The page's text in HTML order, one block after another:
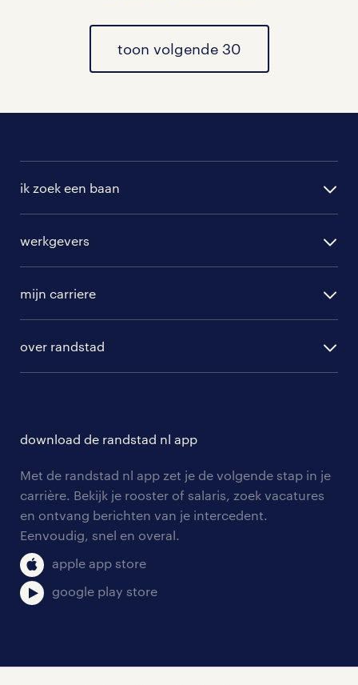
toon volgende 30
ik zoek een baan
randstad professional
werkgevers
hr-diensten
tarieven
personeel gezocht
aanmelden nieuwsbrief
mijn carriere
solliciteren
blogs en artikelen
salarischecker
bruto-netto calculator
over randstad
onze vestigingen
pers
download de randstad nl app
Met de randstad nl app zet je de volgende stap in je
carrière. Bekijk je rooster of salaris, zoek vacatures
en ontvang berichten van je intercedent.
Eenvoudig, snel en overal.
apple app store
google play store